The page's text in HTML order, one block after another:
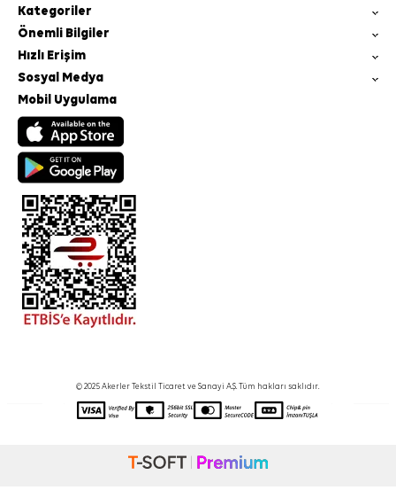
Kategoriler
Önemli Bilgiler
Hızlı Erişim
Sosyal Medya
Mobil Uygulama
© 2025 Akerler Tekstil Ticaret ve Sanayi A.Ş. Tüm hakları saklıdır.